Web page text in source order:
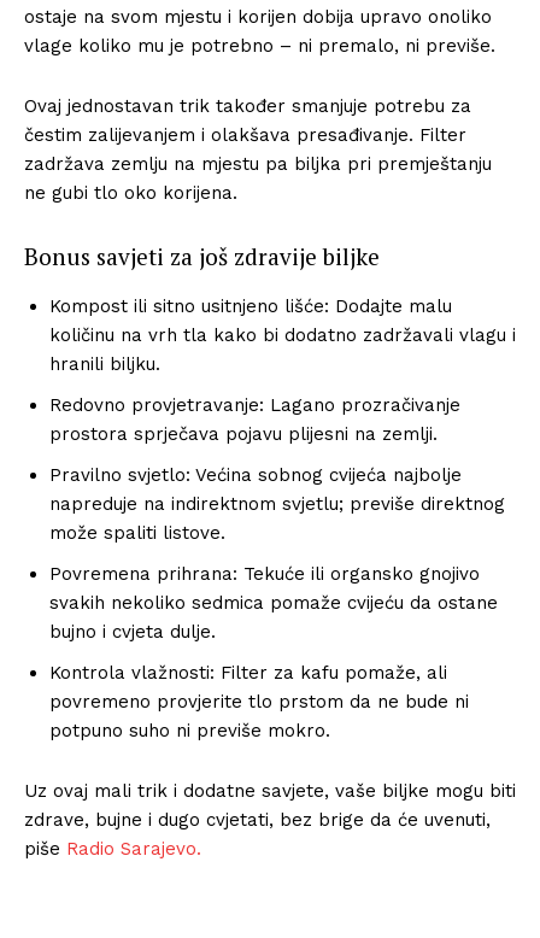
ostaje na svom mjestu i korijen dobija upravo onoliko
vlage koliko mu je potrebno – ni premalo, ni previše.
Ovaj jednostavan trik također smanjuje potrebu za
čestim zalijevanjem i olakšava presađivanje. Filter
zadržava zemlju na mjestu pa biljka pri premještanju
ne gubi tlo oko korijena.
Bonus savjeti za još zdravije biljke
Kompost ili sitno usitnjeno lišće: Dodajte malu
količinu na vrh tla kako bi dodatno zadržavali vlagu i
hranili biljku.
Redovno provjetravanje: Lagano prozračivanje
prostora sprječava pojavu plijesni na zemlji.
Pravilno svjetlo: Većina sobnog cvijeća najbolje
napreduje na indirektnom svjetlu; previše direktnog
može spaliti listove.
Povremena prihrana: Tekuće ili organsko gnojivo
svakih nekoliko sedmica pomaže cvijeću da ostane
bujno i cvjeta dulje.
Kontrola vlažnosti: Filter za kafu pomaže, ali
povremeno provjerite tlo prstom da ne bude ni
potpuno suho ni previše mokro.
Uz ovaj mali trik i dodatne savjete, vaše biljke mogu biti
zdrave, bujne i dugo cvjetati, bez brige da će uvenuti,
piše Radio Sarajevo.